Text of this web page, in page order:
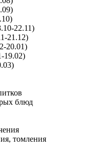
22.11)
21.12)
20.01)
19.02)
блюд
томления